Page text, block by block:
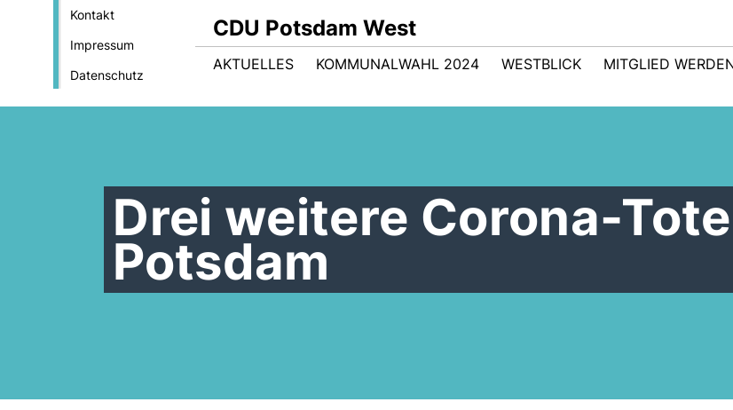
Kontakt
Impressum
Datenschutz
CDU Potsdam West
AKTUELLES KOMMUNALWAHL 2024 WESTBLICK MITGLIED
Drei weitere Corona-
Potsdam